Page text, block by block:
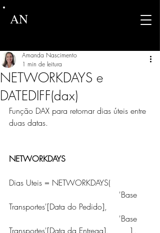
AN
NETWORKDAYS e
DATEDIFF(dax)
Amanda Nascimento
1 min de leitura
Função DAX para retornar dias úteis entre
duas datas.
NETWORKDAYS
Transportes'[Data da Entrega], 	1,